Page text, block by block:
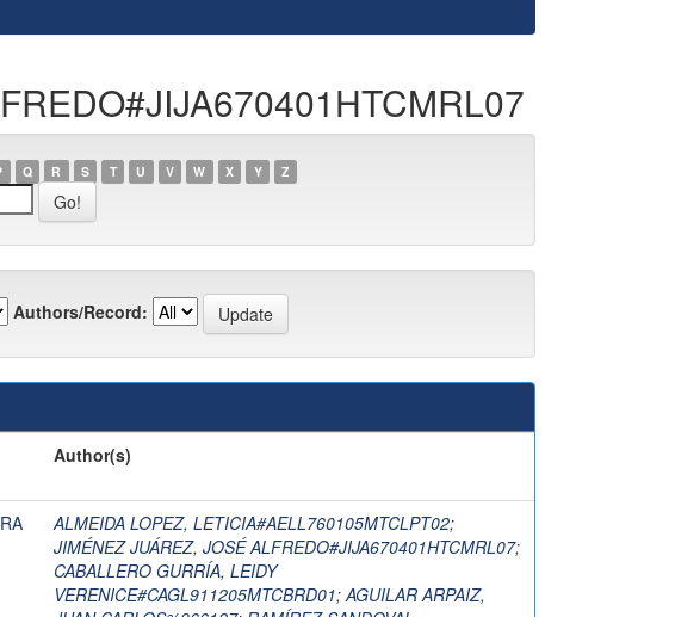
Q R S T U V W X Y Z
Authors/Record:
Author(s)
ALMEIDA LOPEZ, LETICIA#AELL760105MTCLPT02;
JIMÉNEZ JUÁREZ, JOSÉ ALFREDO#JIJA670401HTCMRL07;
CABALLERO GURRÍA, LEIDY
VERENICE#CAGL911205MTCBRD01;AGUILAR ARPAIZ,